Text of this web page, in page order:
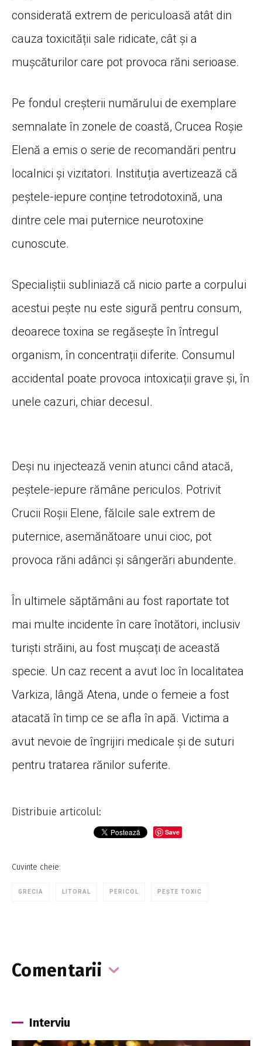
considerată extrem de periculoasă atât din
cauza toxicității sale ridicate, cât și a
mușcăturilor care pot provoca răni serioase.
Pe fondul creșterii numărului de exemplare
semnalate în zonele de coastă, Crucea Roșie
Elenă a emis o serie de recomandări pentru
localnici și vizitatori. Instituția avertizează că
peștele-iepure conține tetrodotoxină, una
dintre cele mai puternice neurotoxine
cunoscute.
Specialiștii subliniază că nicio parte a corpului
acestui pește nu este sigură pentru consum,
deoarece toxina se regăsește în întregul
organism, în concentrații diferite. Consumul
accidental poate provoca intoxicații grave și, în
unele cazuri, chiar decesul.
Deși nu injectează venin atunci când atacă,
peștele-iepure rămâne periculos. Potrivit
Crucii Roșii Elene, fălcile sale extrem de
puternice, asemănătoare unui cioc, pot
provoca răni adânci și sângerări abundente.
În ultimele săptămâni au fost raportate tot
mai multe incidente în care înotători, inclusiv
turiști străini, au fost mușcați de această
specie. Un caz recent a avut loc în localitatea
Varkiza, lângă Atena, unde o femeie a fost
atacată în timp ce se afla în apă. Victima a
avut nevoie de îngrijiri medicale și de suturi
pentru tratarea rănilor suferite.
Distribuie articolul:
Save
Cuvinte cheie:
GRECIA LITORAL PERICOL PEȘTE TOXIC
Comentarii
Interviu